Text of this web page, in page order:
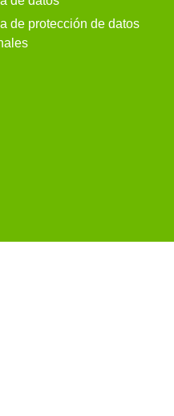
de protección de datos